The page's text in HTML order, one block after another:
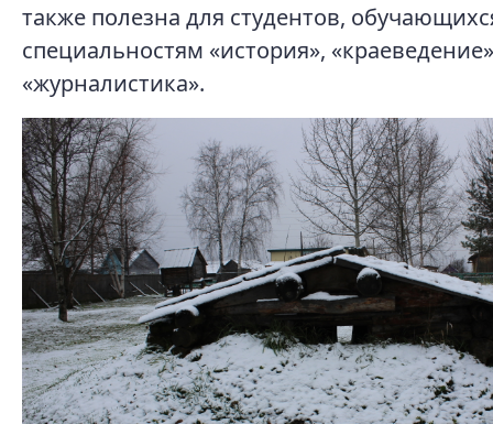
также полезна для студентов,
специальностям «история»,
«журналистика».